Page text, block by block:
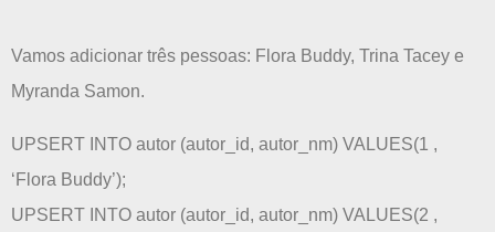
Vamos adicionar três pessoas: Flora Buddy, Trina Tacey e
Myranda Samon.
UPSERT INTO autor (autor_id, autor_nm) VALUES(1 ,
‘Flora Buddy’);
UPSERT INTO autor (autor_id, autor_nm) VALUES(2 ,